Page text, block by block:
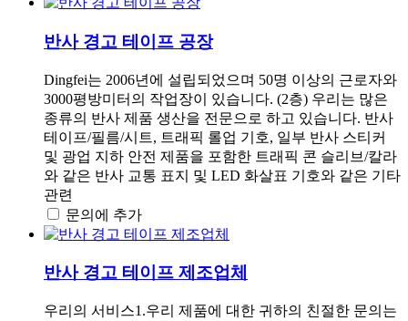
반사 경고 테이프 공장
Dingfei는 2006년에 설립되었으며 50명 이상의 근로자와
3000평방미터의 작업장이 있습니다. (2층) 우리는 많은
종류의 반사 제품 생산을 전문으로 하고 있습니다. 반사
테이프/필름/시트, 트래픽 롤업 기호, 일부 반사 스티커
및 광업 지하 안전 제품을 포함한 트래픽 콘 슬리브/칼라
와 같은 반사 교통 표지 및 LED 화살표 기호와 같은 기타
관련
문의에 추가
반사 경고 테이프 제조업체
우리의 서비스1.우리 제품에 대한 귀하의 친절한 문의는